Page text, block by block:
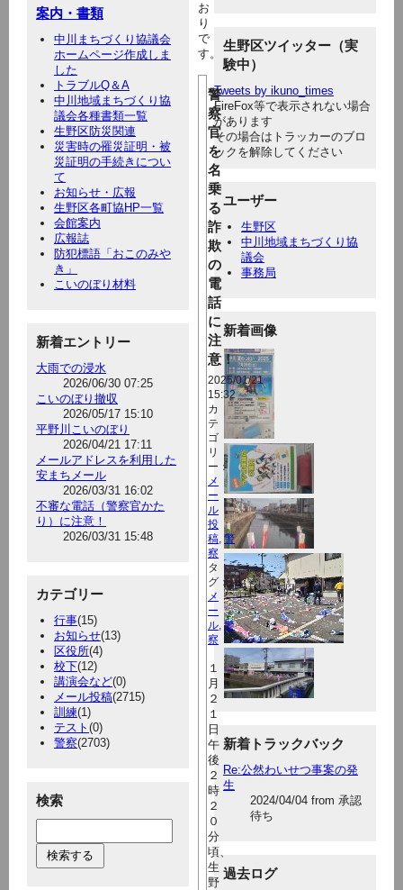
案内・書類
中川まちづくり協議会
ホームページ作成しま
した
トラブルQ＆A
中川地域まちづくり協
議会各種書類一覧
生野区防災関連
災害時の罹災証明・被
災証明の手続きについ
て
お知らせ・広報
生野区各町協HP一覧
会館案内
広報誌
防犯標語「おこのみや
き」
こいのぼり材料
新着エントリー
大雨での浸水
2026/06/30 07:25
こいのぼり撤収
2026/05/17 15:10
平野川こいのぼり
2026/04/21 17:11
メールアドレスを利用した
安まちメール
2026/03/31 16:02
不審な電話（警察官かた
り）に注意！
2026/03/31 15:48
カテゴリー
行事(15)
お知らせ(13)
区役所(4)
校下(12)
講演会など(0)
メール投稿(2715)
訓練(1)
テスト (0)
警察(2703)
検索
生野区ツイッター（実
験中）
Tweets by ikuno_times
FireFox等で表示されない場合
があります
その場合はトラッカーのブロ
ックを解除してください
ユーザー
生野区
中川地域まちづくり協
議会
事務局
新着画像
新着トラックバック
Re:公然わいせつ事案の発
生
2024/04/04 from 承認
待ち
過去ログ
お
り
で
す。
警
察
官
を
名
乗
る
詐
欺
の
電
話
に
注
意！
2025/01/21
15:32
カ
テ
ゴ
リ
ー：
メ
ー
ル
投
稿 警
察
タ
グ：
メ
ー
ル 警
察
１
月
２
１
日
午
後
２
時
２
０
分
頃、
生
野